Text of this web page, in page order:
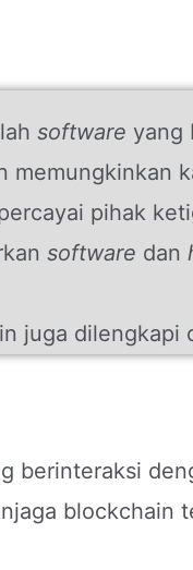
software yang
memungkinkan
pihak
software dan
juga
berinteraksi
blockchain